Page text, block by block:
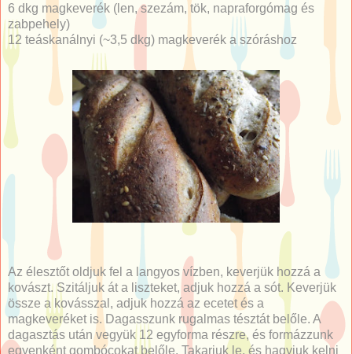
6 dkg magkeverék (len, szezám, tök, napraforgómag és
zabpehely)
12 teáskanálnyi (~3,5 dkg) magkeverék a szóráshoz
Az élesztőt oldjuk fel a langyos vízben, keverjük hozzá a
kovászt. Szitáljuk át a liszteket, adjuk hozzá a sót. Keverjük
össze a kovásszal, adjuk hozzá az ecetet és a
magkeveréket is. Dagasszunk rugalmas tésztát belőle. A
dagasztás után vegyük 12 egyforma részre, és formázzunk
egyenként gombócokat belőle. Takarjuk le, és hagyjuk kelni